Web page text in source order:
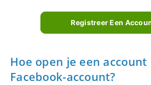
Registreer Een
Hoe open je een
Facebook-account?